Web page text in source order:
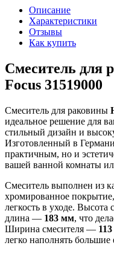
Описание
Характеристики
Отзывы
Как купить
Смеситель для
Focus 31519000
Смеситель для раковины
идеальное решение для
стильный дизайн и
Изготовленный в
практичным, но и
вашей ванной комнаты
Смеситель выполнен из
хромированное
легкость в уходе. Высота
длина — 183 мм, что
Ширина смесителя —
легко наполнять большие